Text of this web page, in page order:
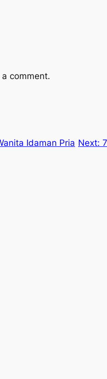
comment.
Idaman Pria Next: